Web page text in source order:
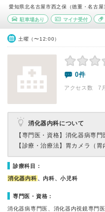
愛知県北名古屋市西之保（徳重・名古屋
駐車場あり マイナ受付
土曜（〜12:00）
0件
アクセス数 7
消化器内科について
【専門医・資格】 消化器病専門
【診療・治療法】 胃カメラ（胃
診療科目：
消化器内科 、内科、小児科
専門医・資格：
消化器病専門医、消化器内視鏡専門